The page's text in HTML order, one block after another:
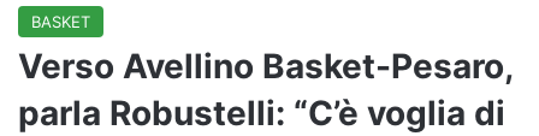
BASKET
Verso Avellino Basket-Pesaro,
parla Robustelli: “C’è voglia di